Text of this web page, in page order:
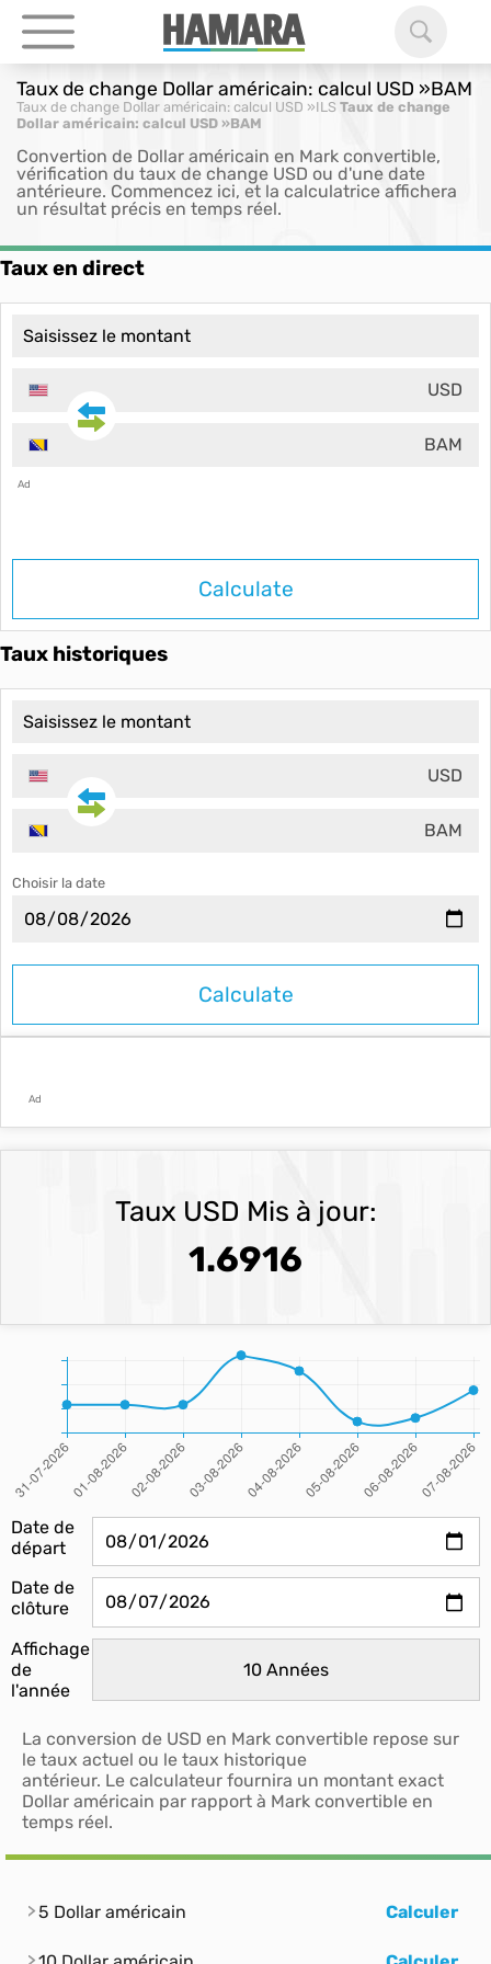
Taux de change Dollar américain: calcul USD »BAM
Taux de change Dollar américain: calcul USD »ILS Taux de change
Dollar américain: calcul USD »BAM
Convertion de Dollar américain en Mark convertible,
vérification du taux de change USD ou d'une date
antérieure. Commencez ici, et la calculatrice affichera
un résultat précis en temps réel.
Taux en direct
USD
BAM
Ad
Calculate
Taux historiques
USD
BAM
Choisir la date
Ad
Taux USD Mis à jour:
1.6916
Date de
départ
Date de
clôture
Affichage
de
l'année
La conversion de USD en Mark convertible repose sur
le taux actuel ou le taux historique
antérieur. Le calculateur fournira un montant exact
Dollar américain par rapport à Mark convertible en
temps réel.
5 Dollar américain Calculer